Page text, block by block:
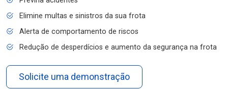
Elimine multas e sinistros da sua frota
Alerta de comportamento de riscos
Redução de desperdícios e aumento da segurança na frota
Solicite uma demonstração